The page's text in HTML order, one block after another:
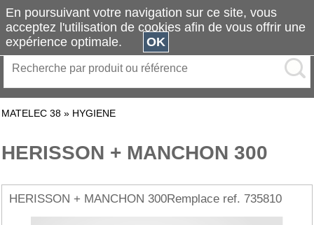
MATELEC 38 » HYGIENE
HERISSON + MANCHON 300
HERISSON + MANCHON 300Remplace ref. 735810
En poursuivant votre navigation sur ce site, vous
acceptez l'utilisation de cookies afin de vous offrir une
expérience optimale.
OK